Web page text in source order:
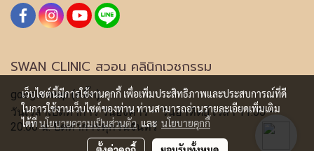
SWAN CLINIC สวอน คลินิกเวชกรรม
google map (คลิ๊ก)
วันเวลาเปิดทำการ วันอังคาร – วันอาทิตย์ เวลา 11.00 –
20.00 น. ปิดทำการทุกวันจันทร์
เว็บไซต์นี้มีการใช้งานคุกกี้ เพื่อเพิ่มประสิทธิภาพและประสบการณ์ที่ดี
ในการใช้งานเว็บไซต์ของท่าน ท่านสามารถอ่านรายละเอียดเพิ่มเติม
ได้ที่นโยบายความเป็นส่วนตัวและ นโยบายคุกกี้